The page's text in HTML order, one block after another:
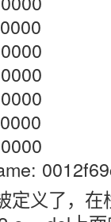
义了，在